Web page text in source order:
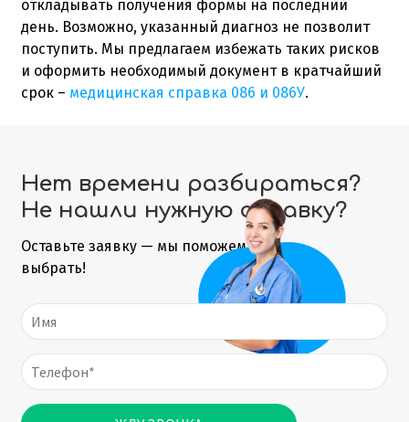
откладывать получения формы на последний
день. Возможно, указанный диагноз не позволит
поступить. Мы предлагаем избежать таких рисков
и оформить необходимый документ в кратчайший
срок – медицинская справка 086 и 086У.
Нет времени разбираться?
Не нашли нужную справку?
Оставьте заявку — мы поможем
выбрать!